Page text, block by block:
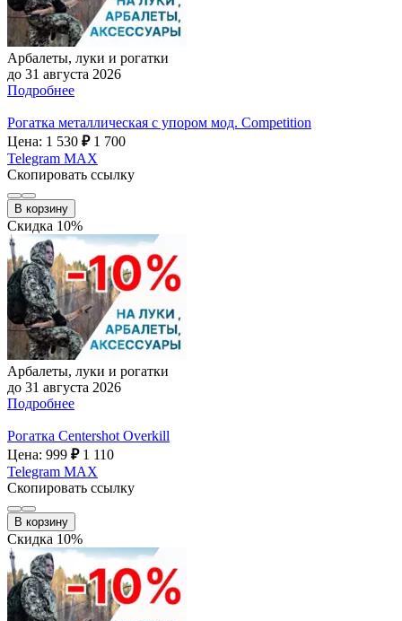
Арбалеты, луки и рогатки
до 31 августа 2026
Подробнее
Рогатка металлическая с упором мод. Competition
Цена: 1 530 ₽ 1 700
Telegram MAX
Скопировать ссылку
В корзину
Скидка 10%
Арбалеты, луки и рогатки
до 31 августа 2026
Подробнее
Рогатка Centershot Overkill
Цена: 999 ₽ 1 110
Telegram MAX
Скопировать ссылку
В корзину
Скидка 10%